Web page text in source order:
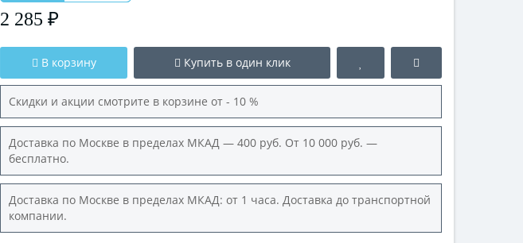
2 285 ₽
В корзину Купить в один клик
Скидки и акции смотрите в корзине от - 10 %
Доставка по Москве в пределах МКАД — 400 руб. От 10 000 руб. —
бесплатно.
Доставка по Москве в пределах МКАД: от 1 часа. Доставка до транспортной
компании.